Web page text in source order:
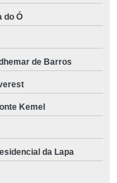
do Ó
de Barros
Kemel
da Lapa